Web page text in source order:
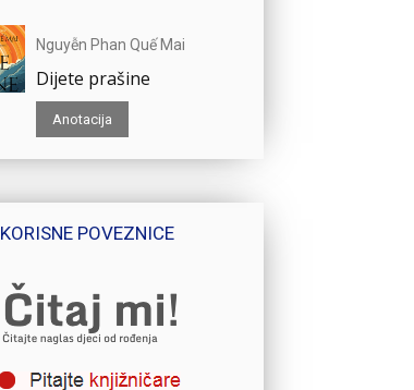
Nguyễn Phan Quế Mai
Dijete prašine
Anotacija
KORISNE POVEZNICE